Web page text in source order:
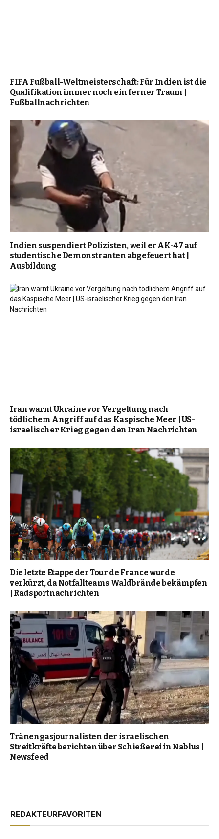
FIFA Fußball-Weltmeisterschaft: Für Indien ist die
Qualifikation immer noch ein ferner Traum |
Fußballnachrichten
Indien suspendiert Polizisten, weil er AK-47 auf
studentische Demonstranten abgefeuert hat |
Ausbildung
Iran warnt Ukraine vor Vergeltung nach
tödlichem Angriff auf das Kaspische Meer | US-
israelischer Krieg gegen den Iran Nachrichten
Die letzte Etappe der Tour de France wurde
verkürzt, da Notfallteams Waldbrände bekämpfen
| Radsportnachrichten
Tränengasjournalisten der israelischen
Streitkräfte berichten über Schießerei in Nablus |
Newsfeed
REDAKTEURFAVORITEN